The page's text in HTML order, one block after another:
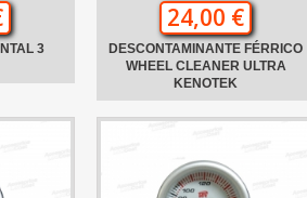
3
24,00 €
DESCONTAMINANTE FÉRRICO
WHEEL CLEANER ULTRA
KENOTEK